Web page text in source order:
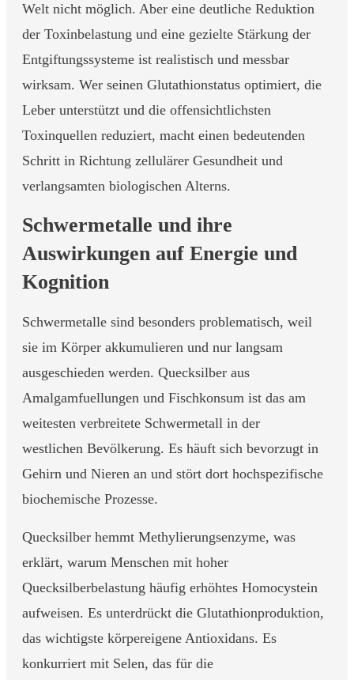
Welt nicht möglich. Aber eine deutliche Reduktion
der Toxinbelastung und eine gezielte Stärkung der
Entgiftungssysteme ist realistisch und messbar
wirksam. Wer seinen Glutathionstatus optimiert, die
Leber unterstützt und die offensichtlichsten
Toxinquellen reduziert, macht einen bedeutenden
Schritt in Richtung zellulärer Gesundheit und
verlangsamten biologischen Alterns.
Schwermetalle und ihre
Auswirkungen auf Energie und
Kognition
Schwermetalle sind besonders problematisch, weil
sie im Körper akkumulieren und nur langsam
ausgeschieden werden. Quecksilber aus
Amalgamfuellungen und Fischkonsum ist das am
weitesten verbreitete Schwermetall in der
westlichen Bevölkerung. Es häuft sich bevorzugt in
Gehirn und Nieren an und stört dort hochspezifische
biochemische Prozesse.
Quecksilber hemmt Methylierungsenzyme, was
erklärt, warum Menschen mit hoher
Quecksilberbelastung häufig erhöhtes Homocystein
aufweisen. Es unterdrückt die Glutathionproduktion,
das wichtigste körpereigene Antioxidans. Es
konkurriert mit Selen, das für die